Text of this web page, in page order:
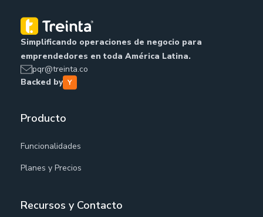
Simplificando operaciones de negocio para
emprendedores en toda América Latina.
pqr@treinta.co
Backed by
Producto
Funcionalidades
Planes y Precios
Recursos y Contacto